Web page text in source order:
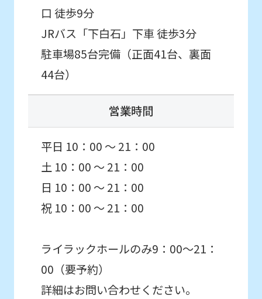
口 徒歩9分
JRバス「下白石」下車 徒歩3分
駐車場85台完備（正面41台、裏面
44台）
営業時間
平日 10：00 ～ 21：00
土 10：00 ～ 21：00
日 10：00 ～ 21：00
祝 10：00 ～ 21：00
ライラックホールのみ9：00～21：
00（要予約）
詳細はお問い合わせください。
page.
However,
you
use
an
automatic
translation
service,
the
version
this
通常スクールを体験したい
お子様はこちら
スクール
体験申込
こんなお子さまにおすすめ
入会前に実際のクラスの雰囲気を
初めての方を対象としたはじめて体験に
参加したいお子様はこちら